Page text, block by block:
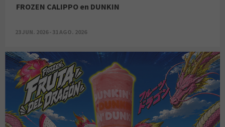
FROZEN CALIPPO en DUNKIN
23 JUN. 2026 - 31 AGO. 2026